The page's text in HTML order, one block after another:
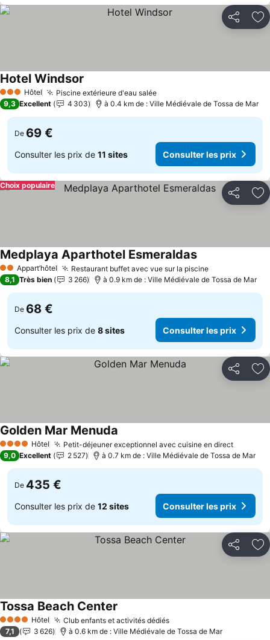
Partager
3 ÉtoilesHôtel Piscine extérieure d'eau saléeConsulter les prix
Hotel Windsor
9,3 Excellent 4 303 à 0.4 km de : Ville Médiévale de Tossa de Mar
De 69 €
Consulter les prix de 11 sites Consulter les prix
Partager
Choix populaire
2 ÉtoilesAppart’hôtel Restaurant buffet avec vue sur la piscineConsulter
Medplaya Aparthotel EsmeraldasConsulter les
8,1 Très bien 3 266 à 0.9 km de : Ville Médiévale de Tossa de Mar
De 68 €
Consulter les prix de 8 sites Consulter les prix
Partager
4 Étoiles Hôtel Petit-déjeuner exceptionnel avec cuisine en direct
Golden Mar Menuda
9,0 Excellent 2 527 à 0.7 km de : Ville Médiévale de Tossa de Mar
De 435 €
Consulter les prix de 12 sites Consulter les prix
Partager
4 Étoiles Hôtel Club enfants et activités dédiésConsulter les prix
Tossa Beach Center
7,1 3 626 à 0.6 km de : Ville Médiévale de Tossa de Mar